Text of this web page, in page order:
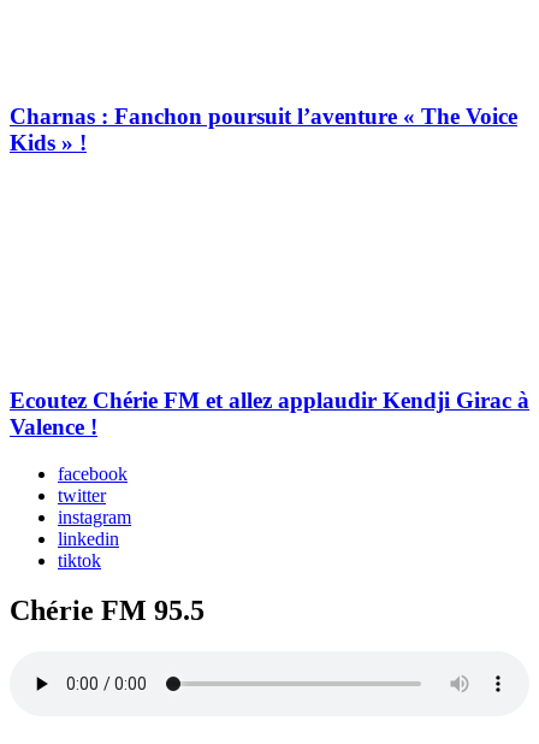
Charnas : Fanchon poursuit l’aventure « The Voice
Kids » !
Ecoutez Chérie FM et allez applaudir Kendji Girac à
Valence !
facebook
twitter
instagram
linkedin
tiktok
Chérie FM 95.5